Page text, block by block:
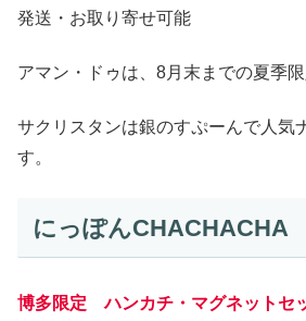
発送・お取り寄せ可能
アマン・ドゥは、8月末までの夏季限
サクリスタンは銀のすぷーんで人気
す。
にっぽんCHACHACHA
博多限定 ハンカチ・マグネットセ